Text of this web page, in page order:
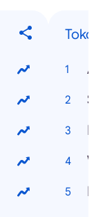
Tokoh